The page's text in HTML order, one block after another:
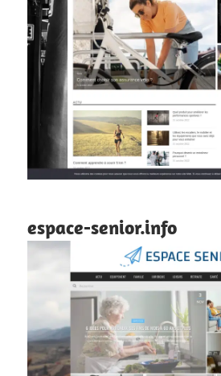
espace-senior.info